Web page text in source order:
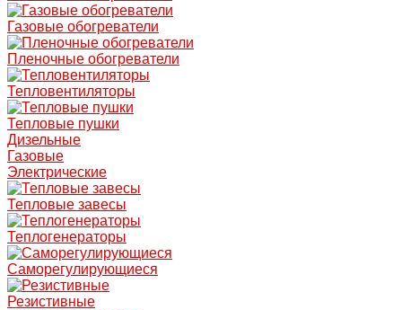
Газовые обогреватели
Пленочные обогреватели
Тепловентиляторы
Тепловые пушки
Дизельные
Газовые
Электрические
Тепловые завесы
Теплогенераторы
Саморегулирующиеся
Резистивные